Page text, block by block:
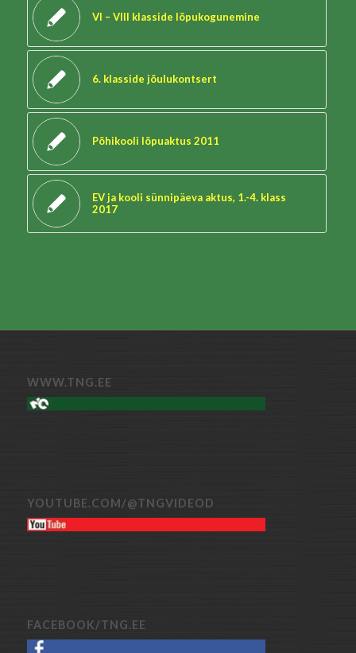
VI – VIII klasside lõpukogunemine
6. klasside jõulukontsert
Põhikooli lõpuaktus 2011
EV ja kooli sünnipäeva aktus, 1.-4. klass
2017
WWW.TNG.EE
YOUTUBE.COM/@TNGVIDEOD
FACEBOOK/TNG.EE